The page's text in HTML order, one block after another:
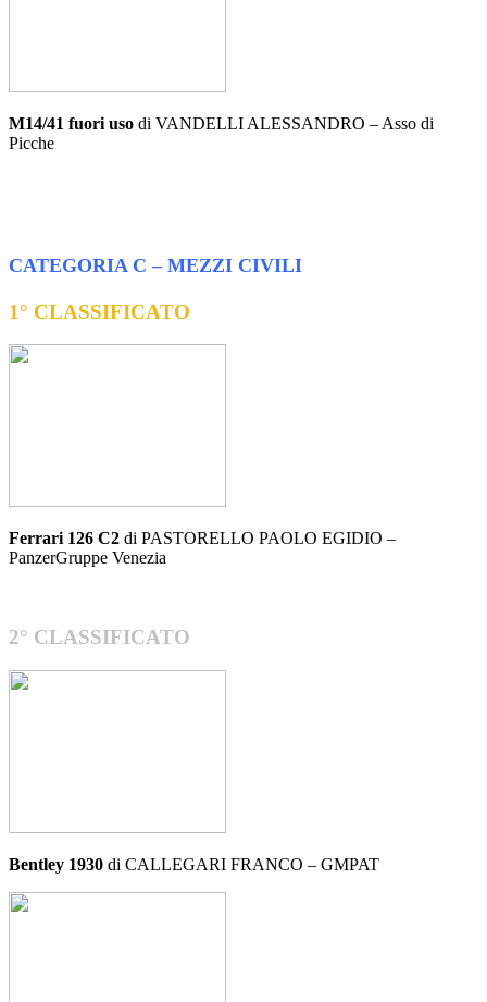
M14/41 fuori uso di VANDELLI ALESSANDRO – Asso di
Picche
CATEGORIA C – MEZZI CIVILI
1° CLASSIFICATO
Ferrari 126 C2 di PASTORELLO PAOLO EGIDIO –
PanzerGruppe Venezia
2° CLASSIFICATO
Bentley 1930 di CALLEGARI FRANCO – GMPAT